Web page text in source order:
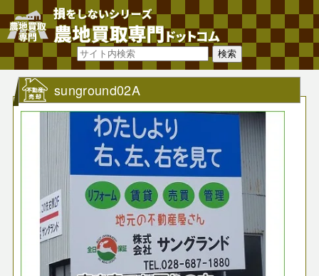
sunground02A